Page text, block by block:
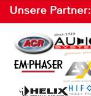
Unsere Partner: